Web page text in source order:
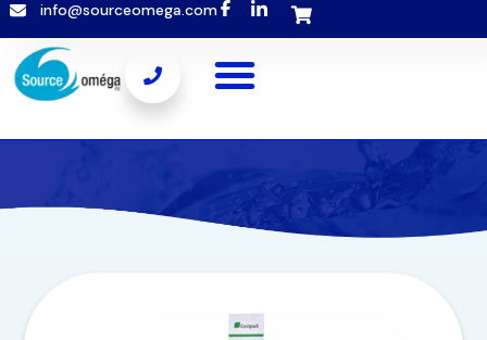
info@sourceomega.com
Popup template not selected